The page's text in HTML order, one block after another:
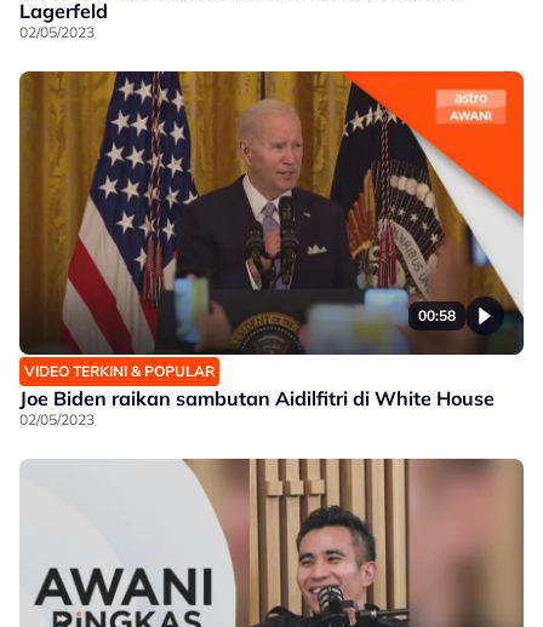
Lagerfeld
02/05/2023
00:58
VIDEO TERKINI & POPULAR
Joe Biden raikan sambutan Aidilfitri di White House
02/05/2023